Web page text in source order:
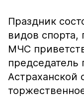
Праздник
видов спорта,
МЧС
председатель
Астраханской